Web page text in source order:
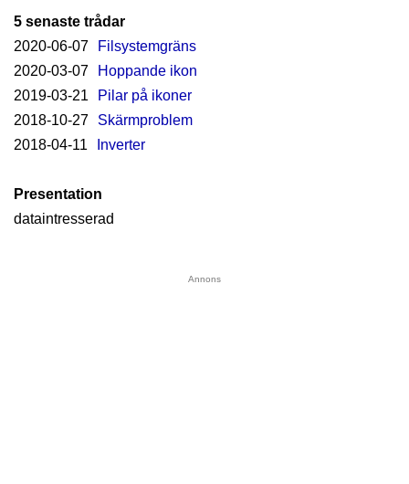
5 senaste trådar
2020-06-07
Filsystemgräns
2020-03-07
Hoppande ikon
2019-03-21
Pilar på ikoner
2018-10-27
Skärmproblem
2018-04-11
Inverter
Presentation
dataintresserad
Annons